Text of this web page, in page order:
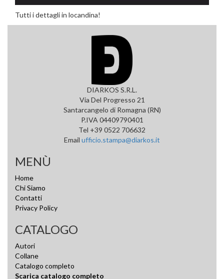
Tutti i dettagli in locandina!
DIARKOS S.R.L.
Via Del Progresso 21
Santarcangelo di Romagna (RN)
P.IVA 04409790401
Tel +39 0522 706632
Email ufficio.stampa@diarkos.it
MENÙ
Home
Chi Siamo
Contatti
Privacy Policy
CATALOGO
Autori
Collane
Catalogo completo
Scarica catalogo completo